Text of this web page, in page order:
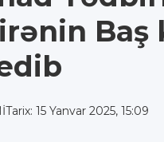
Tarix: 15 Yanvar 2025, 15:09